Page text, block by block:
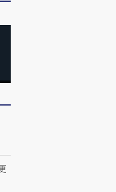
休达
大增长引擎是什么？